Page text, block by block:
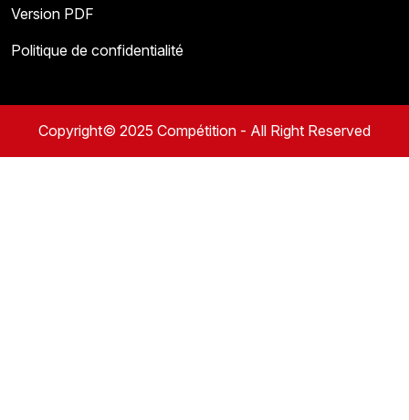
Version PDF
Politique de confidentialité
Copyright© 2025 Compétition - All Right Reserved